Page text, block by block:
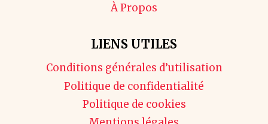
À Propos
LIENS UTILES
Conditions générales d’utilisation
Politique de confidentialité
Politique de cookies